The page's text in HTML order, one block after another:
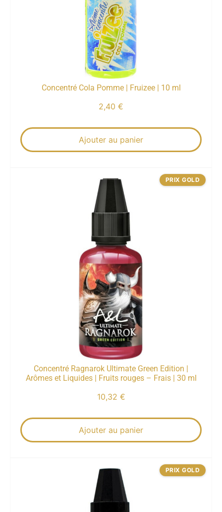
Concentré Cola Pomme | Fruizee | 10 ml
2,40 €
Ajouter au panier
Concentré Ragnarok Ultimate Green Edition |
Arômes et Liquides | Fruits rouges – Frais | 30 ml
10,32 €
Ajouter au panier
PRIX GOLD
PRIX GOLD